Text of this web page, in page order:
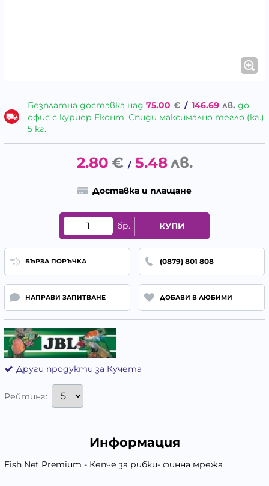
Безплатна доставка над 75.00 € / 146.69 лв. до
офис с куриер Еконт, Спиди максимално тегло (кг.)
5 кг.
2.80 € / 5.48лв.
Доставка и плащане
бр. КУПИ
БЪРЗА ПОРЪЧКА (0879) 801 808
НАПРАВИ ЗАПИТВАНЕ ДОБАВИ В ЛЮБИМИ
Други продукти за Кучета
Рейтинг:
Информация
Fish Net Premium - Кепче за рибки- финна мрежа